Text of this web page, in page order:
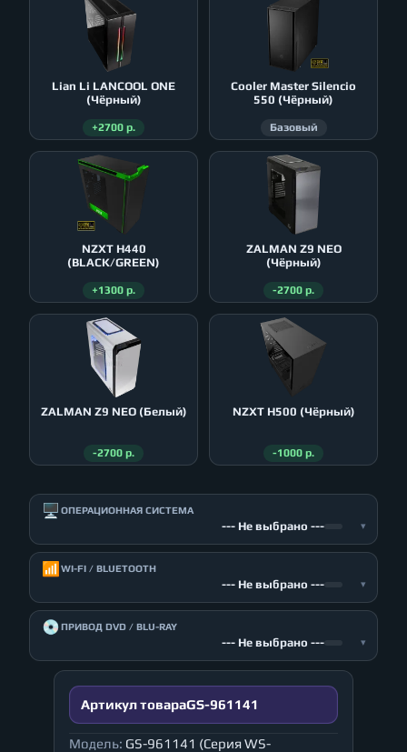
Lian Li LANCOOL ONE
(Чёрный)
+2700 р.
Cooler Master Silencio
550 (Чёрный)
Базовый
NZXT H440
(BLACK/GREEN)
+1300 р.
ZALMAN Z9 NEO
(Чёрный)
-2700 р.
ZALMAN Z9 NEO (Белый)
-2700 р.
NZXT H500 (Чёрный)
-1000 р.
🖥️ ОПЕРАЦИОННАЯ СИСТЕМА
--- Не выбрано --- ▾
📶 WI-FI / BLUETOOTH
--- Не выбрано --- ▾
💿ПРИВОД DVD / BLU-RAY
--- Не выбрано --- ▾
Артикул товараGS-961141
Модель: GS-961141 (Серия WS-